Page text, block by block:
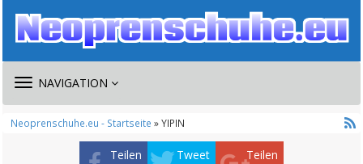
TOGGLE
NAVIGATION
Neoprenschuhe.eu - Startseite » YIPIN
Teilen Tweet Teilen